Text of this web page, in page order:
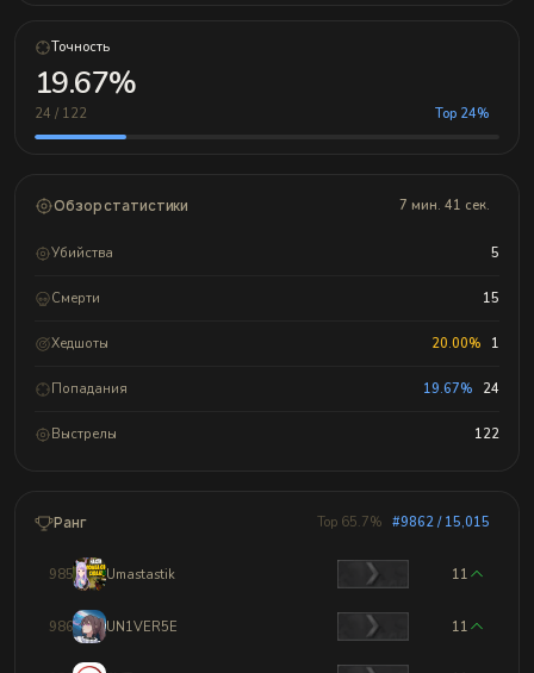
Точность
19.67%
24 / 122 Top 24%
Обзор статистики 7 мин. 41 сек.
Убийства 5
Смерти 15
Хедшоты 20.00% 1
Попадания 19.67% 24
Выстрелы 122
Ранг Top 65.7% #9862 / 15,015
9859 Umastastik 11
9860 UN1VER5E 11